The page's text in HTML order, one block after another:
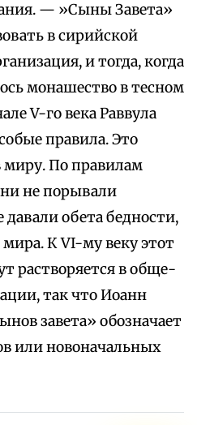
— »Сыны Завета»
в сирийской
и тогда, когда
монашество в тесном
V-го века Раввула
правила. Это
миру. По правилам
не порывали
обета бедности,
мира. К VI-му веку этот
растворяется в обще-
так что Иоанн
завета» обозначает
или новоначальных